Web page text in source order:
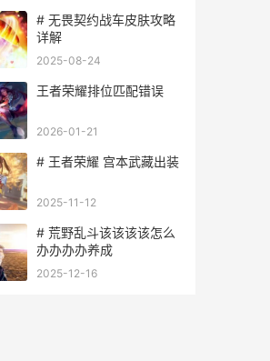
# 无畏契约战车皮肤攻略
详解
2025-08-24
王者荣耀排位匹配错误
2026-01-21
# 王者荣耀 宫本武藏出装
2025-11-12
# 荒野乱斗该该该该怎么
办办办办养成
2025-12-16